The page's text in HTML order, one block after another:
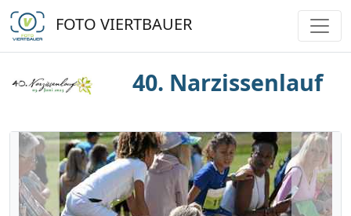
FOTO VIERTBAUER
40. Narzissenlauf